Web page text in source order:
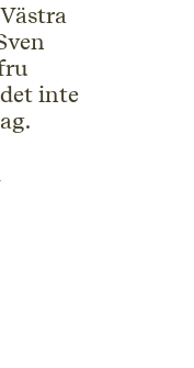
inte